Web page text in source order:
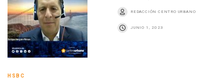
REDACCIÓN CENTRO URBANO
JUNIO 1, 2023
HSBC